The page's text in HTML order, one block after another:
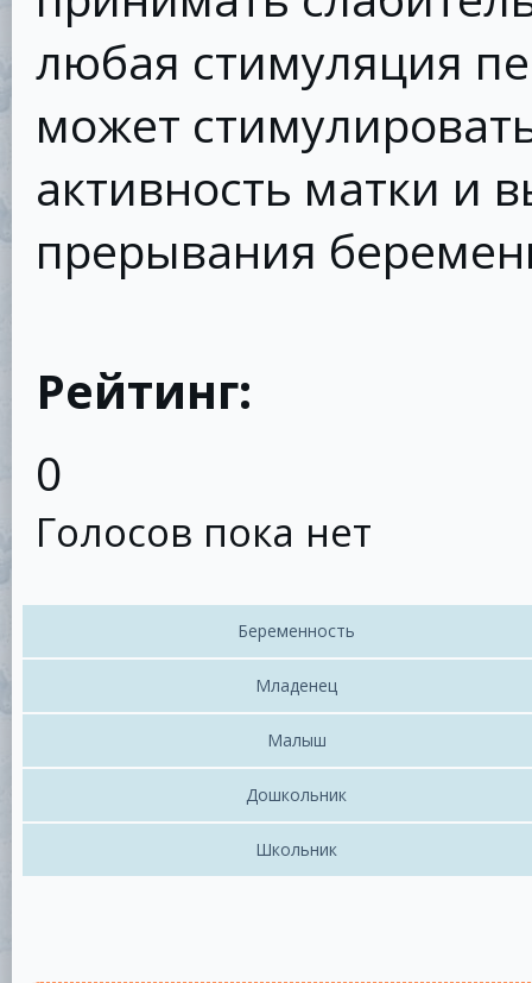
любая стимуляция
может
активность матки и
прерывания
Рейтинг:
0
Голосов пока нет
Беременность
Младенец
Малыш
Дошкольник
Школьник